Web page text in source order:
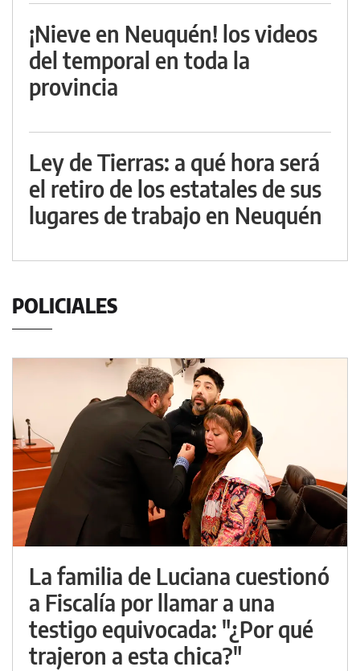
¡Nieve en Neuquén! los videos
del temporal en toda la
provincia
Ley de Tierras: a qué hora será
el retiro de los estatales de sus
lugares de trabajo en Neuquén
POLICIALES
La familia de Luciana cuestionó
a Fiscalía por llamar a una
testigo equivocada: "¿Por qué
trajeron a esta chica?"